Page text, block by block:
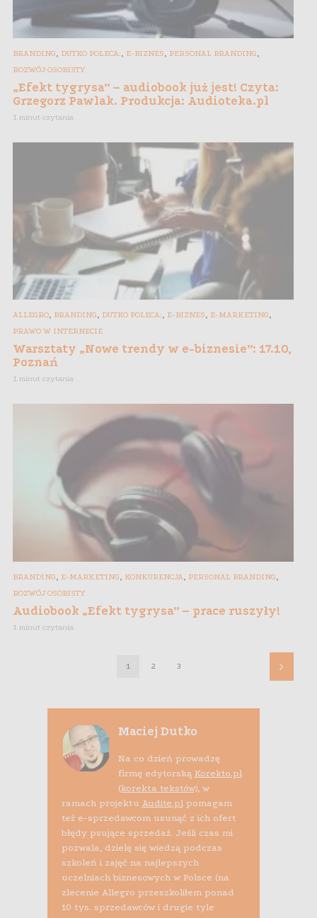
BRANDING DUTKO POLECA: E-BIZNES PERSONAL BRANDING
ROZWÓJ OSOBISTY
„Efekt tygrysa” – audiobook już jest! Czyta:
Grzegorz Pawlak. Produkcja: Audioteka.pl
1 minut czytania
ALLEGRO, BRANDING, DUTKO POLECA:, E-BIZNES, E-MARKETING,
PRAWO W INTERNECIE
Warsztaty „Nowe trendy w e-biznesie”: 17.10,
Poznań
1 minut czytania
BRANDING E-MARKETING KONKURENCJA PERSONAL BRANDING
ROZWÓJ OSOBISTY
Audiobook „Efekt tygrysa” – prace ruszyły!
1 minut czytania
1 2 3
Maciej Dutko
Na co dzień prowadzę
firmę edytorską Korekto.pl
(korekta tekstów), w
ramach projektu Audite.pl pomagam
też e-sprzedawcom usunąć z ich ofert
błędy psujące sprzedaż. Jeśli czas mi
pozwala, dzielę się wiedzą podczas
szkoleń i zajęć na najlepszych
uczelniach biznesowych w Polsce (na
zlecenie Allegro przeszkoliłem ponad
10 tys. sprzedawców i drugie tyle